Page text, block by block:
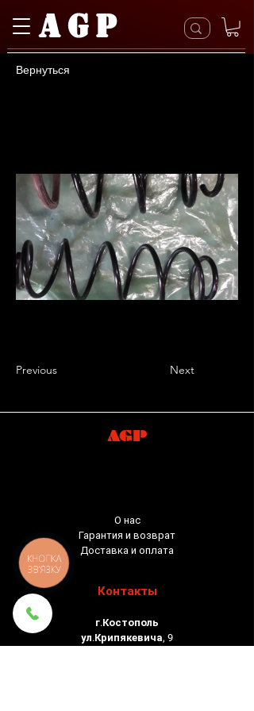
AGP
Вернуться
Previous Next
AGP
О нас
Гарантия и возврат
Доставка и оплата
Контакты
г.Костополь
ул.Крипякевича, 9
КНОПКА
ЗВ'ЯЗКУ